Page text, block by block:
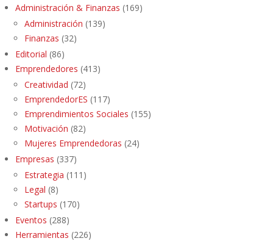
Administración & Finanzas (169)
Administración (139)
Finanzas (32)
Editorial (86)
Emprendedores (413)
Creatividad (72)
EmprendedorES (117)
Emprendimientos Sociales (155)
Motivación (82)
Mujeres Emprendedoras (24)
Empresas (337)
Estrategia (111)
Legal (8)
Startups (170)
Eventos (288)
Herramientas (226)